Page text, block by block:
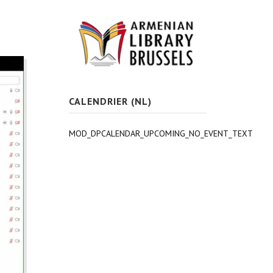
CALENDRIER (NL)
MOD_DPCALENDAR_UPCOMING_NO_EVENT_TEXT